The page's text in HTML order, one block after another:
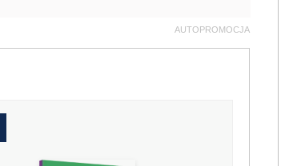
AUTOPROMOCJA